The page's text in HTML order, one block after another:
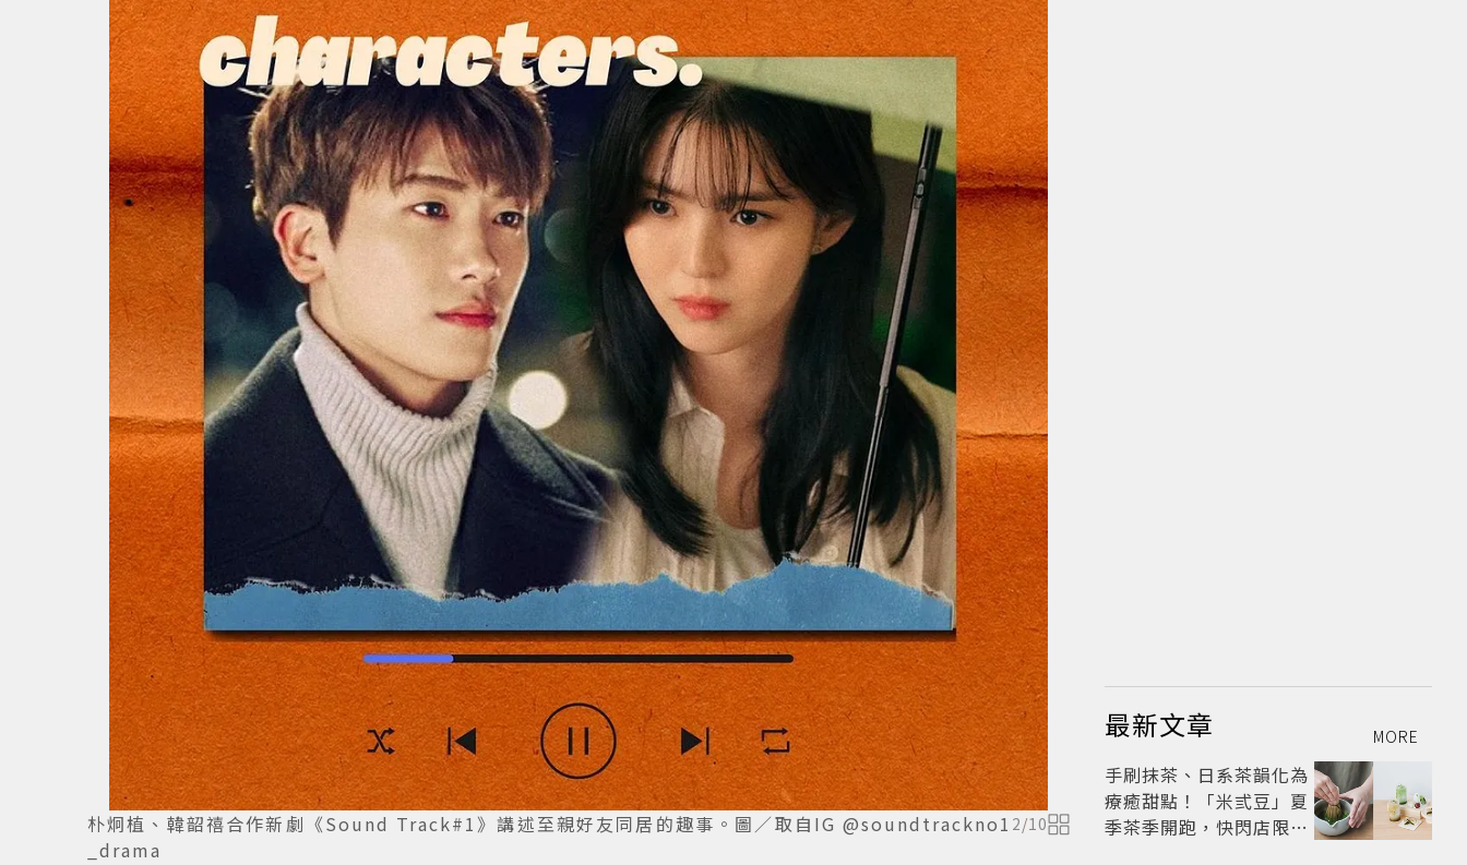
朴炯植、韓韶禧合作新劇《Sound Track#1》講述至親好友同居的趣事。圖／取自IG @soundtrackno1
_drama
2/10
最新文章 MORE
手刷抹茶、日系茶韻化為
療癒甜點！「米弎豆」夏
季茶季開跑，快閃店限定